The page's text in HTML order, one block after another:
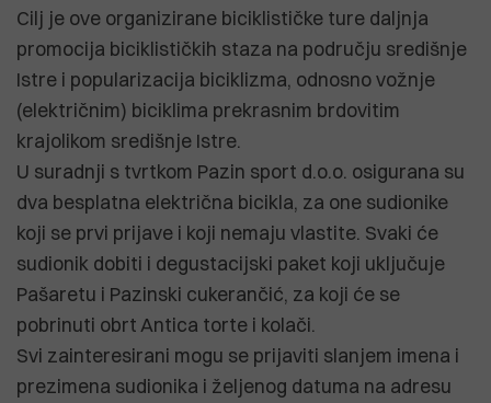
Cilj je ove organizirane biciklističke ture daljnja
promocija biciklističkih staza na području središnje
Istre i popularizacija biciklizma, odnosno vožnje
(električnim) biciklima prekrasnim brdovitim
krajolikom središnje Istre.
U suradnji s tvrtkom Pazin sport d.o.o. osigurana su
dva besplatna električna bicikla, za one sudionike
koji se prvi prijave i koji nemaju vlastite. Svaki će
sudionik dobiti i degustacijski paket koji uključuje
Pašaretu i Pazinski cukerančić, za koji će se
pobrinuti obrt Antica torte i kolači.
Svi zainteresirani mogu se prijaviti slanjem imena i
prezimena sudionika i željenog datuma na adresu